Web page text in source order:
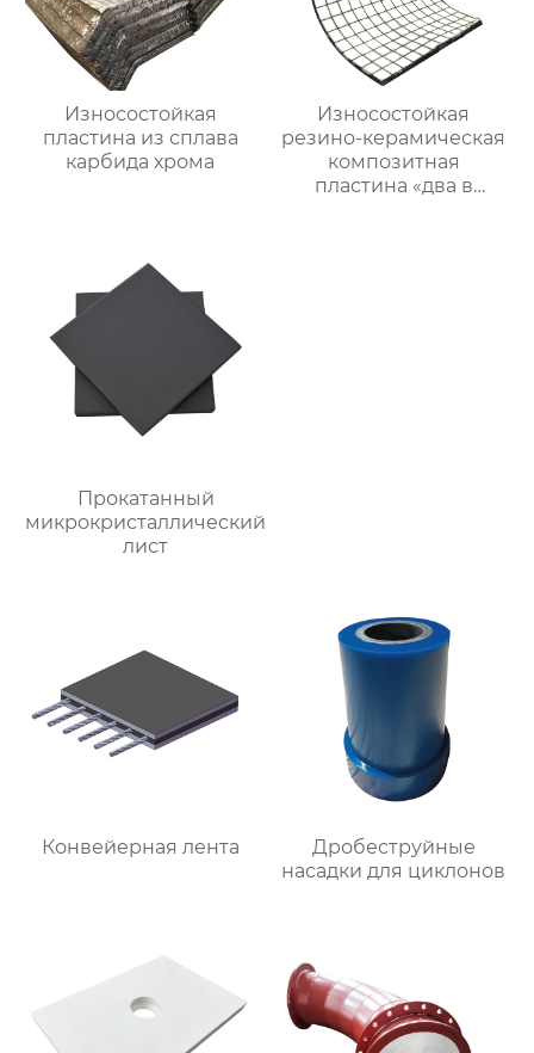
Износостойкая
пластина из сплава
карбида хрома
Износостойкая
резино-керамическая
композитная
пластина «два в
Прокатанный
микрокристаллический
лист
Конвейерная лента
Дробеструйные
насадки для циклонов